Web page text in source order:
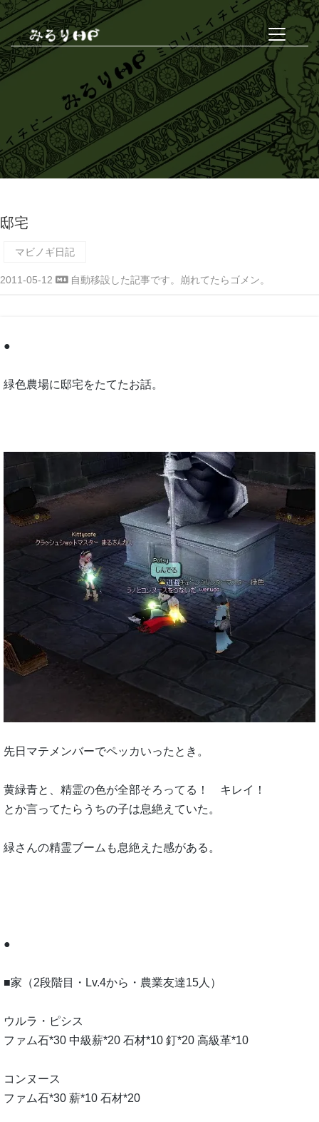
邸宅
マビノギ日記
2011-05-12 自動移設した記事です。崩れてたらゴメン。
●
緑色農場に邸宅をたてたお話。
先日マテメンバーでペッカいったとき。
黄緑青と、精霊の色が全部そろってる！ キレイ！
とか言ってたらうちの子は息絶えていた。
緑さんの精霊ブームも息絶えた感がある。
●
■家（2段階目・Lv.4から・農業友達15人）
ウルラ・ピシス
ファム石*30 中級薪*20 石材*10 釘*20 高級革*10
コンヌース
ファム石*30 薪*10 石材*20